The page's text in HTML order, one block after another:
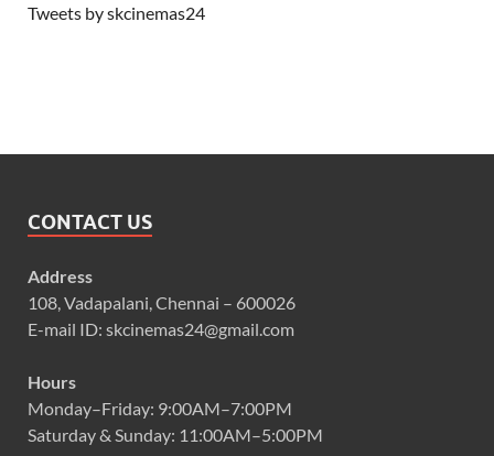
Tweets by skcinemas24
CONTACT US
Address
108, Vadapalani, Chennai – 600026
E-mail ID: skcinemas24@gmail.com
Hours
Monday–Friday: 9:00AM–7:00PM
Saturday & Sunday: 11:00AM–5:00PM